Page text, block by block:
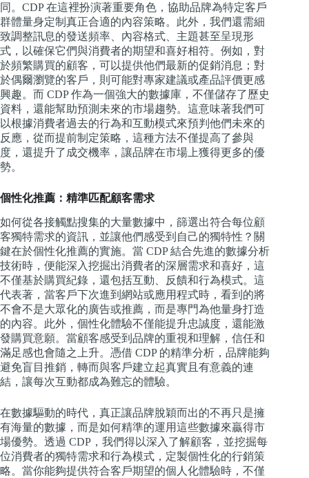
同。CDP 在這裡扮演著重要角色，協助品牌為特定客戶
群體量身定制真正合適的內容策略。此外，我們還需細
致調整訊息的發送頻率、內容格式、主題甚至呈現形
式，以確保它們與消費者的期望和喜好相符。例如，對
於頻繁購買的顧客，可以提供他們最新的促銷消息；對
於偶爾瀏覽的客戶，則可能對專家建議或產品評價更感
興趣。而 CDP 作為一個強大的數據庫，不僅儲存了歷史
資料，還能幫助預測未來的市場趨勢。這意味著我們可
以根據消費者過去的行為和互動模式來預判他們未來的
反應，從而提前制定策略，這種方法不僅提高了參與
度，還提升了成交機率，讓品牌在市場上獲得更多的優
勢。
個性化推薦：精準匹配顧客需求
如何從各接觸點搜集的大量數據中，篩選出符合每位顧
客獨特需求的資訊，並讓他們感受到自己的獨特性？關
鍵在於個性化推薦的實施。當 CDP 結合先進的數據分析
技術時，便能深入挖掘出消費者的深層需求和喜好，這
不僅基於購買紀錄，還包括互動、反饋和行為模式。這
代表著，當客戶下次進到網站或應用程式時，看到的將
不會不是大眾化的廣告或推薦，而是專門為他量身打造
的內容。此外，個性化體驗不僅能提升忠誠度，還能激
發購買意願。當顧客感受到品牌的重視和理解，信任和
滿足感也會隨之上升。憑借 CDP 的精準分析，品牌能夠
避免盲目推銷，轉而與客戶建立起真實且有意義的連
結，讓每次互動都成為難忘的體驗。
在數據驅動的時代，真正讓品牌脫穎而出的不再只是擁
有海量的數據，而是如何精準的運用這些數據來贏得市
場優勢。透過 CDP，我們得以深入了解顧客，並挖掘每
位消費者的獨特需求和行為模式，定製個性化的行銷策
略。當你能夠提供符合客戶期望的個人化體驗時，不僅